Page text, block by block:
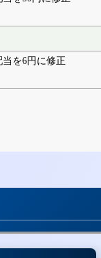
当を6円に修正